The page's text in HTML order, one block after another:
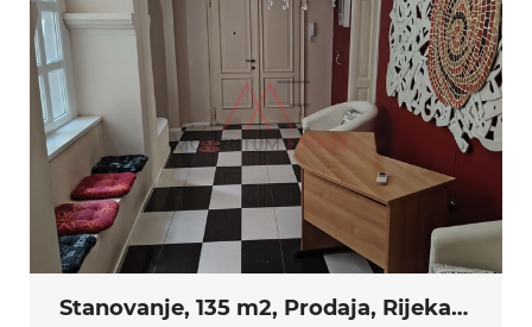
Stanovanje, 135 m2, Prodaja, Rijeka - Centar